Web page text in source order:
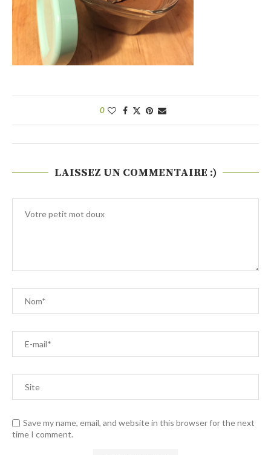
0
LAISSEZ UN COMMENTAIRE :)
Save my name, email, and website in this browser for the next
time I comment.